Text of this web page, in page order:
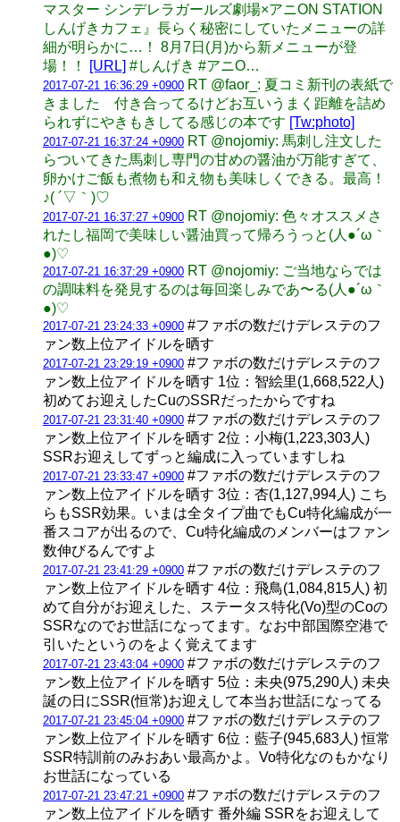
マスター シンデレラガールズ劇場×アニON STATION
しんげきカフェ』長らく秘密にしていたメニューの詳
細が明らかに…！ 8月7日(月)から新メニューが登
場！！
[URL] #しんげき #アニO…
2017-07-21 16:36:29 +0900 RT @faor_: 夏コミ新刊の表紙で
きました 付き合ってるけどお互いうまく距離を詰め
られずにやきもきしてる感じの本です [Tw:photo]
2017-07-21 16:37:24 +0900 RT @nojomiy: 馬刺し注文した
らついてきた馬刺し専門の甘めの醤油が万能すぎて、
卵かけご飯も煮物も和え物も美味しくできる。最高！
♪( ´▽｀)♡
2017-07-21 16:37:27 +0900 RT @nojomiy: 色々オススメさ
れたし福岡で美味しい醤油買って帰ろうっと(人●´ω｀
●)♡
2017-07-21 16:37:29 +0900 RT @nojomiy: ご当地ならでは
の調味料を発見するのは毎回楽しみであ〜る(人●´ω｀
●)♡
2017-07-21 23:24:33 +0900 #ファボの数だけデレステのフ
ァン数上位アイドルを晒す
2017-07-21 23:29:19 +0900 #ファボの数だけデレステのフ
ァン数上位アイドルを晒す 1位：智絵里(1,668,522人)
初めてお迎えしたCuのSSRだったからですね
2017-07-21 23:31:40 +0900 #ファボの数だけデレステのフ
ァン数上位アイドルを晒す 2位：小梅(1,223,303人)
SSRお迎えしてずっと編成に入っていますしね
2017-07-21 23:33:47 +0900 #ファボの数だけデレステのフ
ァン数上位アイドルを晒す 3位：杏(1,127,994人) こち
らもSSR効果。いまは全タイプ曲でもCu特化編成が一
番スコアが出るので、Cu特化編成のメンバーはファン
数伸びるんですよ
2017-07-21 23:41:29 +0900 #ファボの数だけデレステのフ
ァン数上位アイドルを晒す 4位：飛鳥(1,084,815人) 初
めて自分がお迎えした、ステータス特化(Vo)型のCoの
SSRなのでお世話になってます。なお中部国際空港で
引いたというのをよく覚えてます
2017-07-21 23:43:04 +0900 #ファボの数だけデレステのフ
ァン数上位アイドルを晒す 5位：未央(975,290人) 未央
誕の日にSSR(恒常)お迎えして本当お世話になってる
2017-07-21 23:45:04 +0900 #ファボの数だけデレステのフ
ァン数上位アイドルを晒す 6位：藍子(945,683人) 恒常
SSR特訓前のみおあい最高かよ。Vo特化なのもかなり
お世話になっている
2017-07-21 23:47:21 +0900 #ファボの数だけデレステのフ
ァン数上位アイドルを晒す 番外編 SSRをお迎えして